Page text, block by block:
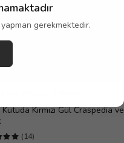
gerekmektedir.
Kırmızı Gül Craspedia ve
(14)